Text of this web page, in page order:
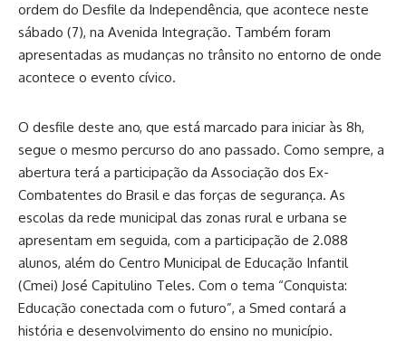
ordem do Desfile da Independência, que acontece neste
sábado (7), na Avenida Integração. Também foram
apresentadas as mudanças no trânsito no entorno de onde
acontece o evento cívico.
O desfile deste ano, que está marcado para iniciar às 8h,
segue o mesmo percurso do ano passado. Como sempre, a
abertura terá a participação da Associação dos Ex-
Combatentes do Brasil e das forças de segurança. As
escolas da rede municipal das zonas rural e urbana se
apresentam em seguida, com a participação de 2.088
alunos, além do Centro Municipal de Educação Infantil
(Cmei) José Capitulino Teles. Com o tema “Conquista:
Educação conectada com o futuro”, a Smed contará a
história e desenvolvimento do ensino no município.